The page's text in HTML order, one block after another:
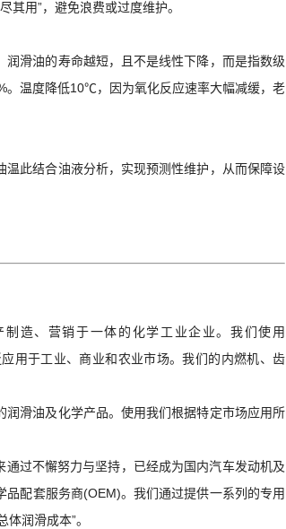
用”，避免浪费或过度维护。
滑油的寿命越短，且不是线性下降，而是指数级
温度降低10℃，因为氧化反应速率大幅减缓，老
此结合油液分析，实现预测性维护，从而保障设
造、营销于一体的化学工业企业。我们使用
用于工业、商业和农业市场。我们的内燃机、齿
滑油及化学产品。使用我们根据特定市场应用所
过不懈努力与坚持，已经成为国内汽车发动机及
配套服务商(OEM)。我们通过提供一系列的专用
润滑成本”。